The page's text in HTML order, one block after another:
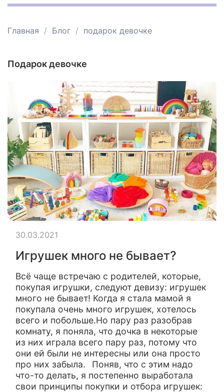
Главная Блог подарок девочке
подарок девочке
Игрушек много не бывает?
Всё чаще встречаю с родителей, которые,
покупая игрушки, следуют девизу: игрушек
много не бывает! Когда я стала мамой я
покупала очень много игрушек, хотелось
всего и побольше.Но пару раз разобрав
комнату, я поняла, что дочка в некоторые
из них играла всего пару раз, потому что
они ей были не интересны или она просто
про них забыла.⠀Поняв, что с этим надо
что-то делать, я постепенно выработала
свои принципы покупки и отбора игрушек:
30.03.2021